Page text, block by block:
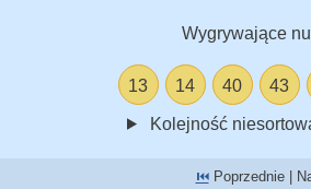
Wygrywające
13 14 40 43
Kolejność
⏮️Poprzednie |